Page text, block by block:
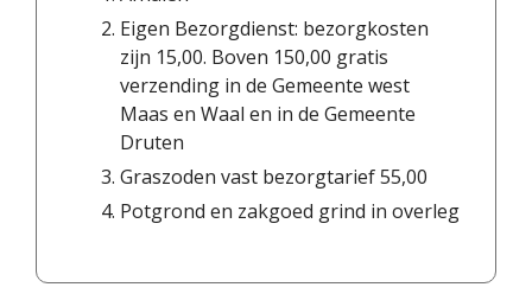
Eigen Bezorgdienst: bezorgkosten
zijn 15,00. Boven 150,00 gratis
verzending in de Gemeente west
Maas en Waal en in de Gemeente
Druten
Graszoden vast bezorgtarief 55,00
Potgrond en zakgoed grind in overleg